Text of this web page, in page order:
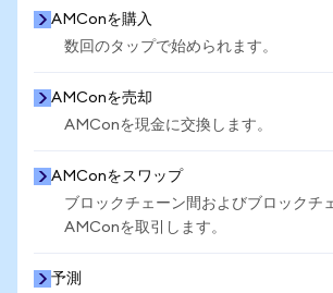
AMConを購入
数回のタップで始められます。
AMConを売却
AMConを現金に交換します。
AMConをスワップ
ブロックチェーン間およびブロックチ
AMConを取引します。
予測